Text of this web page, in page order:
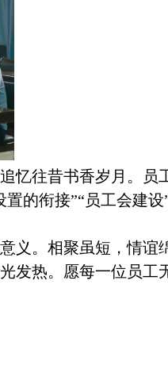
忆往昔书香岁月。员
的衔接”“员工会建设
义。相聚虽短，情谊
发热。愿每一位员工